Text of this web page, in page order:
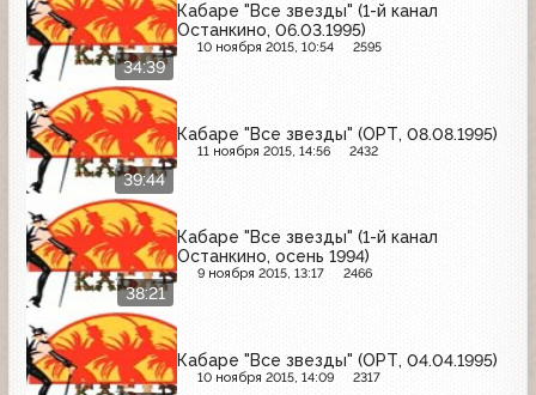
34:39
Кабаре "Все звезды" (1-й канал
Останкино, 06.03.1995)
10 ноября 2015, 10:54 2595
39:44
Кабаре "Все звезды" (ОРТ, 08.08.1995)
11 ноября 2015, 14:56 2432
38:21
Кабаре "Все звезды" (1-й канал
Останкино, осень 1994)
9 ноября 2015, 13:17 2466
Кабаре "Все звезды" (ОРТ, 04.04.1995)
10 ноября 2015, 14:09 2317